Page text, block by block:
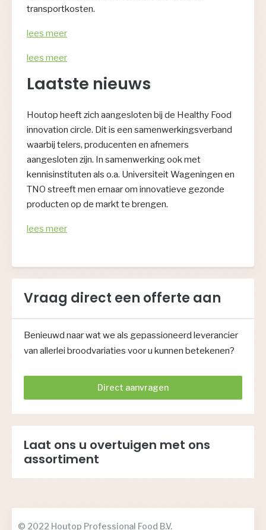
transportkosten.
lees meer
lees meer
Laatste nieuws
Houtop heeft zich aangesloten bij de Healthy Food
innovation circle. Dit is een samenwerkingsverband
waarbij telers, producenten en afnemers
aangesloten zijn. In samenwerking ook met
kennisinstituten als o.a. Universiteit Wageningen en
TNO streeft men ernaar om innovatieve gezonde
producten op de markt te brengen.
lees meer
Vraag direct een offerte aan
Benieuwd naar wat we als gepassioneerd leverancier
van allerlei broodvariaties voor u kunnen betekenen?
Direct aanvragen
Laat ons u overtuigen met ons
assortiment
© 2022 Houtop Professional Food B.V.